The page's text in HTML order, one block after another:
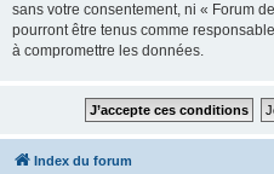
sans votre consentement, ni « Forum
pourront être tenus comme
à compromettre les données.
Index du forum